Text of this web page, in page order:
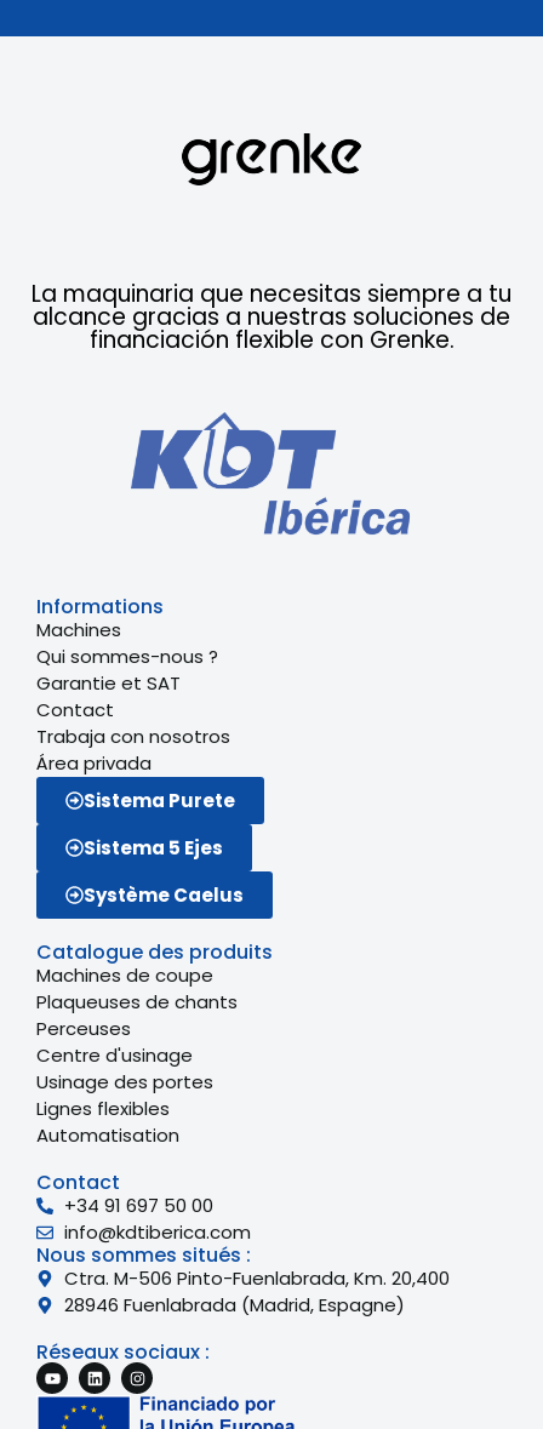
La maquinaria que necesitas siempre a tu
alcance gracias a nuestras soluciones de
financiación flexible con Grenke.
Informations
Machines
Qui sommes-nous ?
Garantie et SAT
Contact
Trabaja con nosotros
Área privada
Sistema Purete
Sistema 5 Ejes
Système Caelus
Catalogue des produits
Machines de coupe
Plaqueuses de chants
Perceuses
Centre d'usinage
Usinage des portes
Lignes flexibles
Automatisation
Contact
+34 91 697 50 00
info@kdtiberica.com
Nous sommes situés :
Ctra. M-506 Pinto-Fuenlabrada, Km. 20,400
28946 Fuenlabrada (Madrid, Espagne)
Réseaux sociaux :